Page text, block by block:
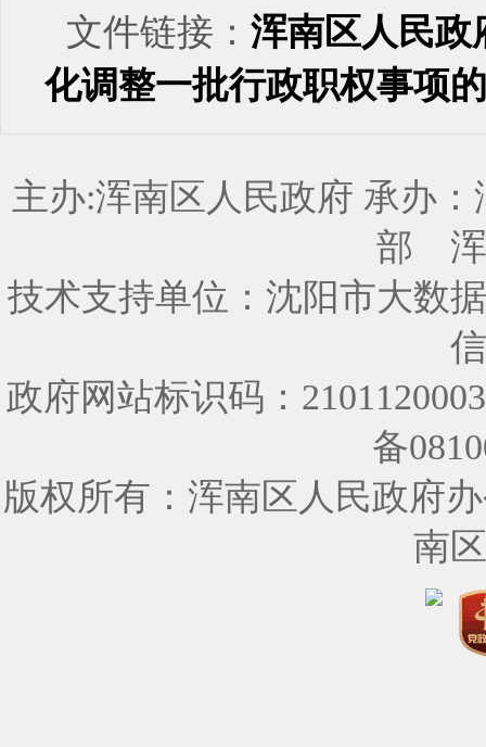
文件链接： 浑南区人民政
化调整一批行政职权事项
主办:浑南区人民政府 承办
部
技术支持单位：沈阳市大数
政府网站标识码：
备
版权所有：浑南区人民政府
南